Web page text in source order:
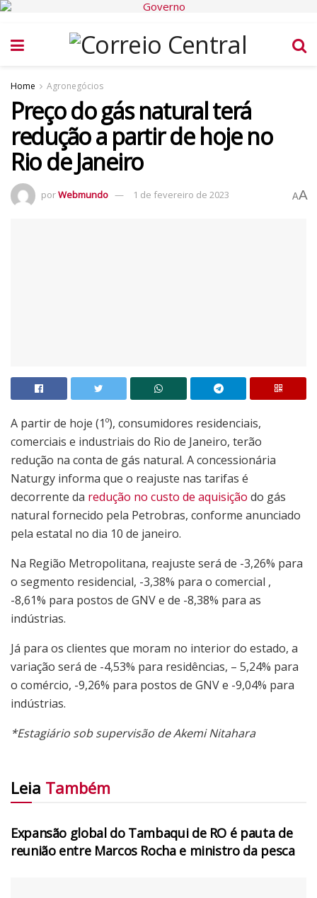
Home Agronegócios
Preço do gás natural terá
redução a partir de hoje no
Rio de Janeiro
porWebmundo 1 de fevereiro de 2023 AA
A partir de hoje (1º), consumidores residenciais,
comerciais e industriais do Rio de Janeiro, terão
redução na conta de gás natural. A concessionária
Naturgy informa que o reajuste nas tarifas é
decorrente da redução no custo de aquisição do gás
natural fornecido pela Petrobras, conforme anunciado
pela estatal no dia 10 de janeiro.
Na Região Metropolitana, reajuste será de -3,26% para
o segmento residencial, -3,38% para o comercial ,
-8,61% para postos de GNV e de -8,38% para as
indústrias.
Já para os clientes que moram no interior do estado, a
variação será de -4,53% para residências, – 5,24% para
o comércio, -9,26% para postos de GNV e -9,04% para
indústrias.
*Estagiário sob supervisão de Akemi Nitahara
Leia Também
AGRONEGÓCIOS
Expansão global do Tambaqui de RO é pauta de
reunião entre Marcos Rocha e ministro da pesca